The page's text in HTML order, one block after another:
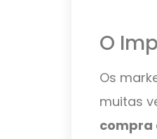
O
Os
muitas
compra